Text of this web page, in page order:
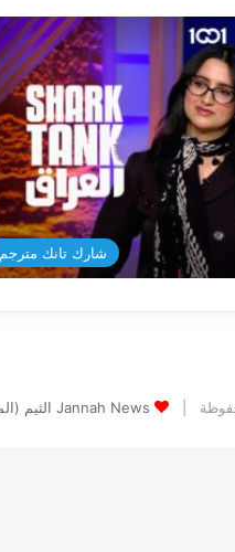
شارك تانك مترجم
Jannah News الثيم (المظهر) تم تصميمه من قِبل TieLabs